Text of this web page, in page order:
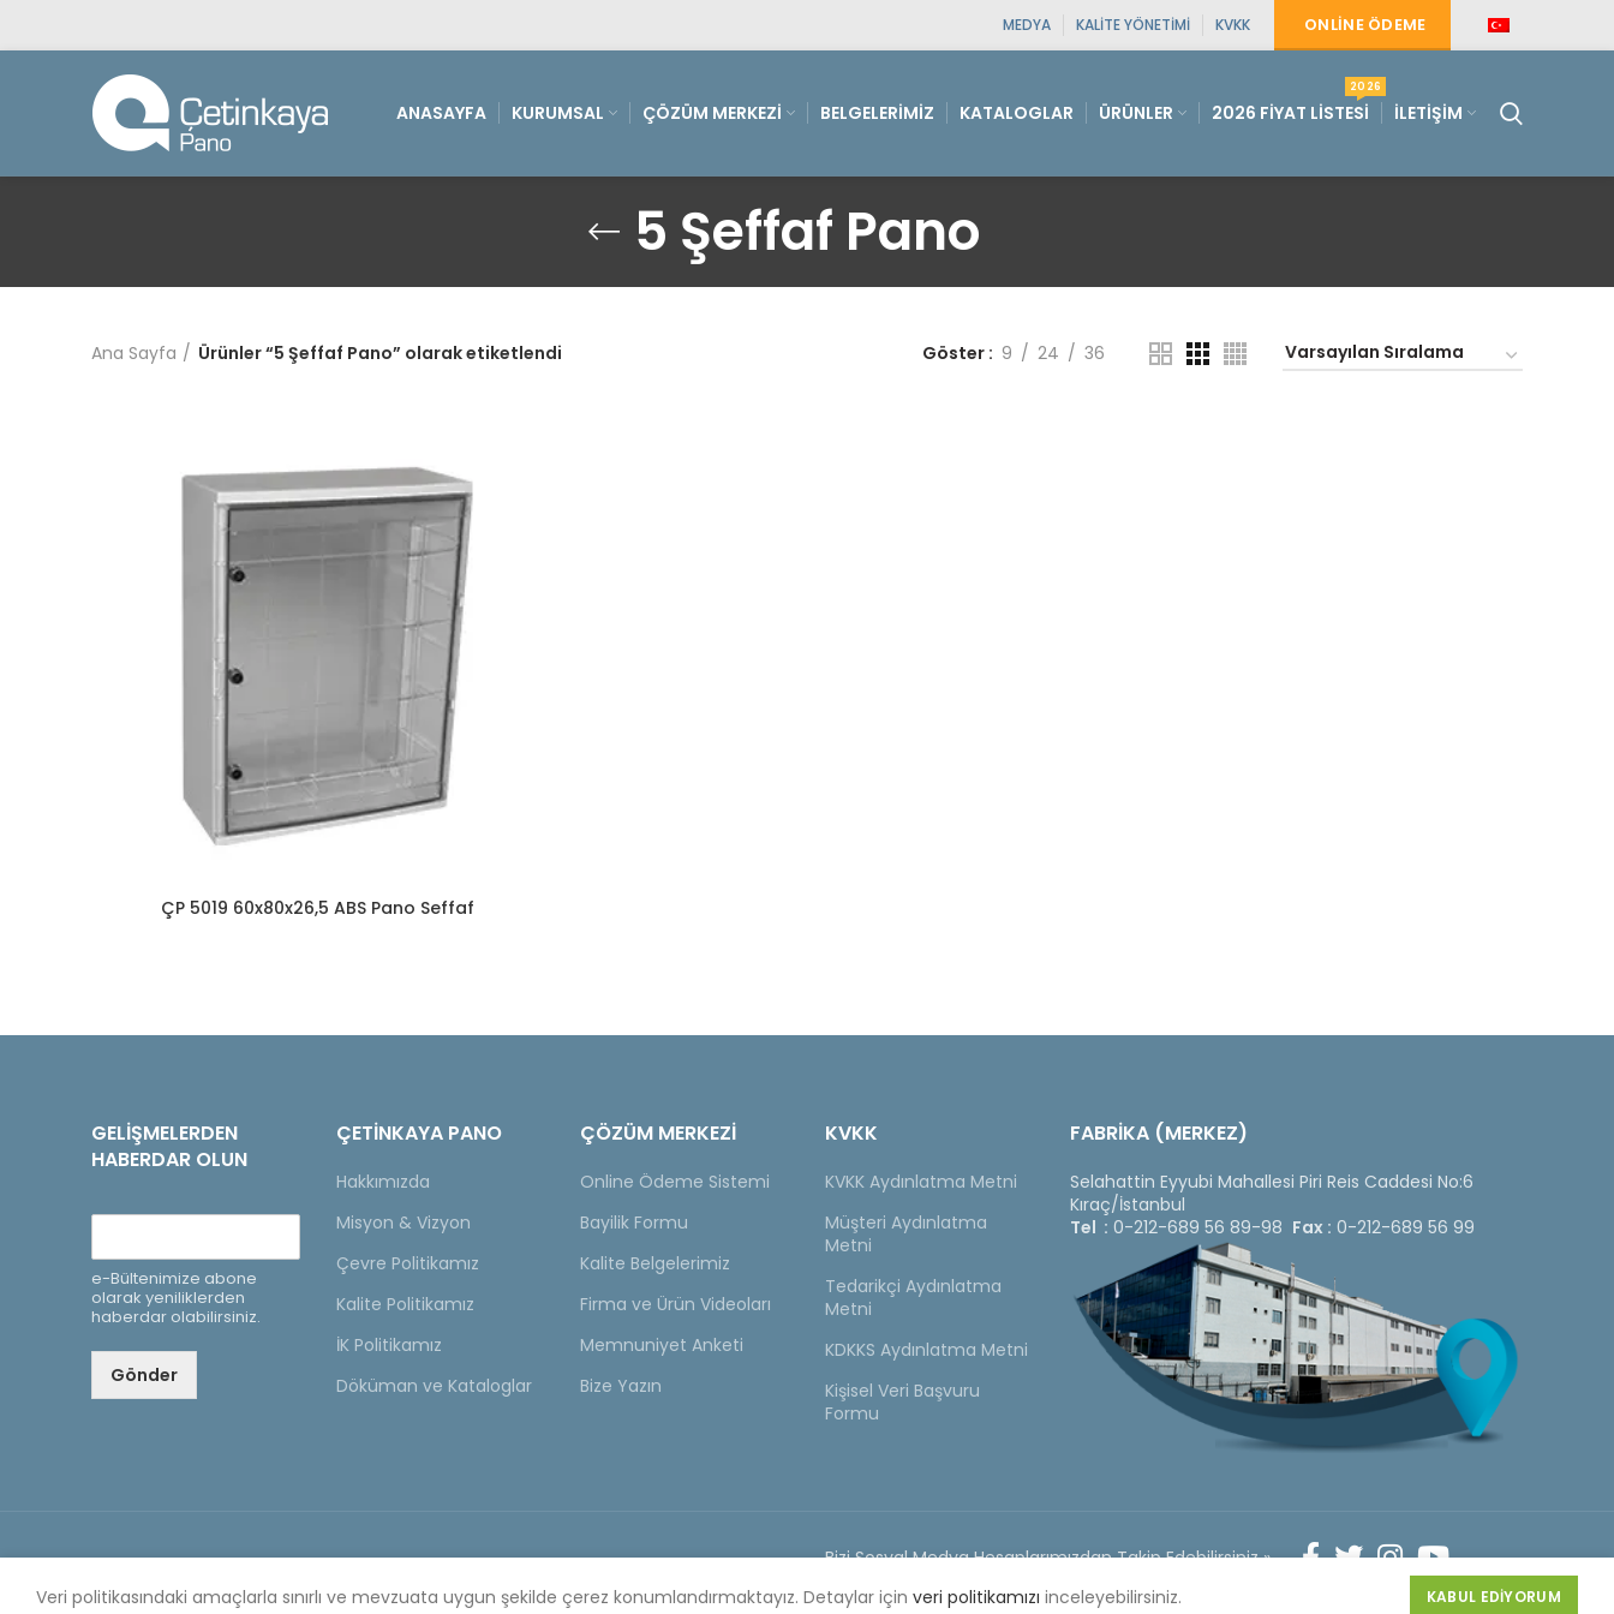
MEDYA KALITE YÖNETIMI KVKK ONLINE ÖDEME
ANASAYFA KURUMSAL ÇÖZÜM MERKEZI BELGELERIMIZ KATALOGLAR ÜRÜNLER 2026 FIYAT LISTESI
2026
İLETIŞIM
5 Şeffaf Pano
Ana Sayfa Ürünler “5 Şeffaf Pano” olarak etiketlendi Göster 9 24 36
ÇP 5019 60x80x26,5 ABS Pano Seffaf
GELIŞMELERDEN
HABERDAR OLUN
e-Bültenimize abone
olarak yeniliklerden
haberdar olabilirsiniz.
Gönder
ÇETINKAYA PANO
Hakkımızda
Misyon & Vizyon
Çevre Politikamız
Kalite Politikamız
İK Politikamız
Döküman ve Kataloglar
ÇÖZÜM MERKEZİ
Online Ödeme Sistemi
Bayilik Formu
Kalite Belgelerimiz
Firma ve Ürün Videoları
Memnuniyet Anketi
Bize Yazın
KVKK
KVKK Aydınlatma Metni
Müşteri Aydınlatma
Metni
Tedarikçi Aydınlatma
Metni
KDKKS Aydınlatma Metni
Kişisel Veri Başvuru
Formu
FABRİKA (MERKEZ)
Selahattin Eyyubi Mahallesi Piri Reis Caddesi No:6
Kıraç/İstanbul
Tel : 0-212-689 56 89-98 Fax : 0-212-689 56 99
Bizi Sosyal Medya Hesaplarımızdan Takip Edebilirsiniz »
Web
Design
by 3F Yazılım
Veri politikasındaki amaçlarla sınırlı ve mevzuata uygun şekilde çerez konumlandırmaktayız. Detaylar için veri politikamızı inceleyebilirsiniz. KABUL EDIYORUM